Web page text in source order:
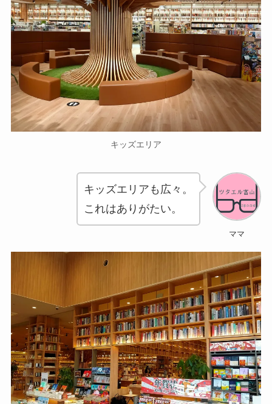
キッズエリア
ママ
キッズエリアも広々。
これはありがたい。